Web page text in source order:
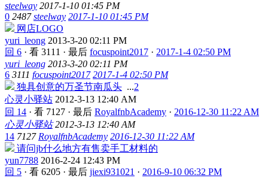
steelway 2017-1-10 01:45 PM
0 2487 steelway 2017-1-10 01:45 PM
网店LOGO
yuri_leong 2013-3-20 02:11 PM
回 6 · 看 3111 · 最后 focuspoint2017 · 2017-1-4 02:50 PM
yuri_leong 2013-3-20 02:11 PM
6 3111 focuspoint2017 2017-1-4 02:50 PM
独具创意的万圣节南瓜头 ...2
心灵小驿站 2012-3-13 12:40 AM
回 14 · 看 7127 · 最后 RoyalfnbAcademy · 2016-12-30 11:22 AM
心灵小驿站 2012-3-13 12:40 AM
14 7127 RoyalfnbAcademy 2016-12-30 11:22 AM
请问jb什么地方有售卖手工材料的
yun7788 2016-2-24 12:43 PM
回 5 · 看 6205 · 最后 jiexi931021 · 2016-9-10 06:32 PM